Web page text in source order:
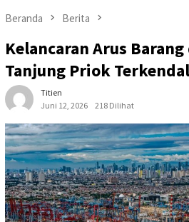
Beranda Berita
Kelancaran Arus
Tanjung Priok
Titien
Juni 12, 2026
218 Dilihat